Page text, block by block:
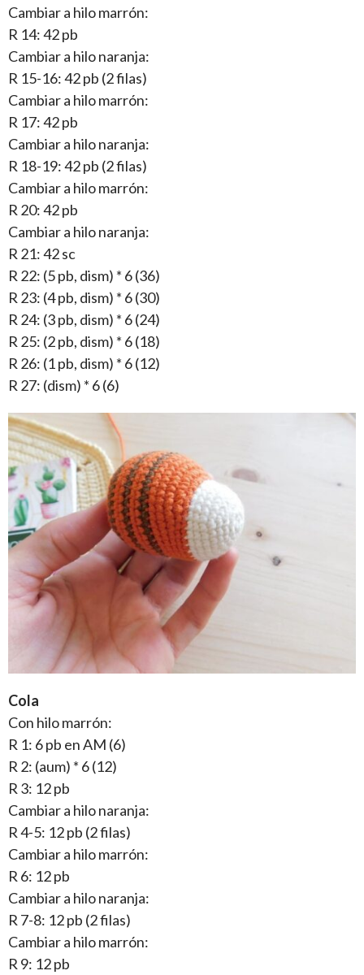
Cambiar a hilo marrón:
R 14: 42 pb
Cambiar a hilo naranja:
R 15-16: 42 pb (2 filas)
Cambiar a hilo marrón:
R 17: 42 pb
Cambiar a hilo naranja:
R 18-19: 42 pb (2 filas)
Cambiar a hilo marrón:
R 20: 42 pb
Cambiar a hilo naranja:
R 21: 42 sc
R 22: (5 pb, dism) * 6 (36)
R 23: (4 pb, dism) * 6 (30)
R 24: (3 pb, dism) * 6 (24)
R 25: (2 pb, dism) * 6 (18)
R 26: (1 pb, dism) * 6 (12)
R 27: (dism) * 6 (6)
Cola
Con hilo marrón:
R 1: 6 pb en AM (6)
R 2: (aum) * 6 (12)
R 3: 12 pb
Cambiar a hilo naranja:
R 4-5: 12 pb (2 filas)
Cambiar a hilo marrón:
R 6: 12 pb
Cambiar a hilo naranja:
R 7-8: 12 pb (2 filas)
Cambiar a hilo marrón:
R 9: 12 pb